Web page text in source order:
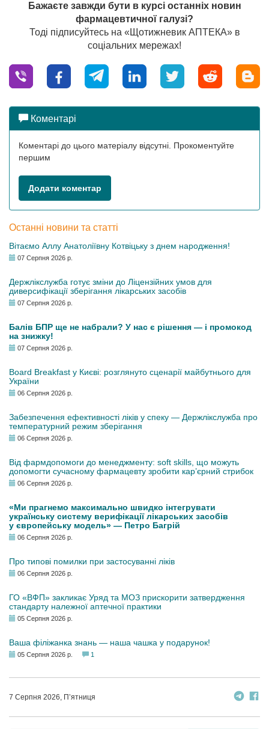
Бажаєте завжди бути в курсі останніх новин
фармацевтичної галузі?
Тоді підписуйтесь на «Щотижневик АПТЕКА» в
соціальних мережах!
Коментарі
Коментарі до цього матеріалу відсутні. Прокоментуйте
першим
Додати коментар
Останні новини та статті
Вітаємо Аллу Анатоліївну Котвіцьку з днем народження!
07 Серпня 2026 р.
Держлікслужба готує зміни до Ліцензійних умов для
диверсифікації зберігання лікарських засобів
07 Серпня 2026 р.
Балів БПР ще не набрали? У нас є рішення — і промокод
на знижку!
07 Серпня 2026 р.
Board Breakfast у Києві: розглянуто сценарії майбутнього для
України
06 Серпня 2026 р.
Забезпечення ефективності ліків у спеку — Держлікслужба про
температурний режим зберігання
06 Серпня 2026 р.
Від фармдопомоги до менеджменту: soft skills, що можуть
допомогти сучасному фармацевту зробити кар’єрний стрибок
06 Серпня 2026 р.
«Ми прагнемо максимально швидко інтегрувати
українську систему верифікації лікарських засобів
у європейську модель» — Петро Багрій
06 Серпня 2026 р.
Про типові помилки при застосуванні ліків
06 Серпня 2026 р.
ГО «ВФП» закликає Уряд та МОЗ прискорити затвердження
стандарту належної аптечної практики
05 Серпня 2026 р.
Ваша філіжанка знань — наша чашка у подарунок!
05 Серпня 2026 р. 1
7 Серпня 2026, П’ятниця